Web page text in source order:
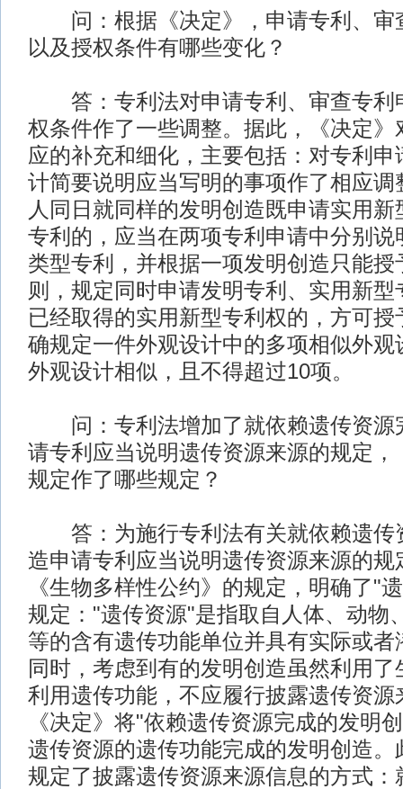
问：根据《决定》，申请专利、审
以及授权条件有哪些变化？
答：专利法对申请专利、审查专利
权条件作了一些调整。据此，《决定》
应的补充和细化，主要包括：对专利
计简要说明应当写明的事项作了相应调
人同日就同样的发明创造既申请实用
专利的，应当在两项专利申请中分别说
类型专利，并根据一项发明创造只能授
则，规定同时申请发明专利、实用新
已经取得的实用新型专利权的，方可
确规定一件外观设计中的多项相似外观
外观设计相似，且不得超过10项。
问：专利法增加了就依赖遗传资源
请专利应当说明遗传资源来源的规定，
规定作了哪些规定？
答：为施行专利法有关就依赖遗传
造申请专利应当说明遗传资源来源的规
《生物多样性公约》的规定，明确了"
规定："遗传资源"是指取自人体、动物
等的含有遗传功能单位并具有实际或者
同时，考虑到有的发明创造虽然利用
利用遗传功能，不应履行披露遗传资源
《决定》将"依赖遗传资源完成的发明
遗传资源的遗传功能完成的发明创造。
规定了披露遗传资源来源信息的方式：